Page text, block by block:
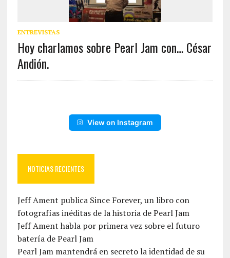
ENTREVISTAS
Hoy charlamos sobre Pearl Jam con… César
Andión.
View on Instagram
NOTICIAS RECIENTES
Jeff Ament publica Since Forever, un libro con
fotografías inéditas de la historia de Pearl Jam
Jeff Ament habla por primera vez sobre el futuro
batería de Pearl Jam
Pearl Jam mantendrá en secreto la identidad de su